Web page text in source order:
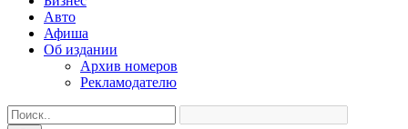
Авто
Афиша
Об издании
Архив номеров
Рекламодателю